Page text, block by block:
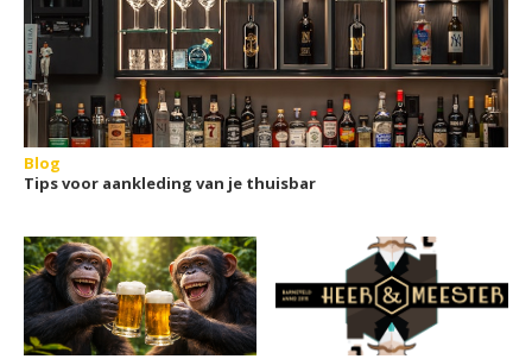
Blog
Tips voor aankleding van je thuisbar